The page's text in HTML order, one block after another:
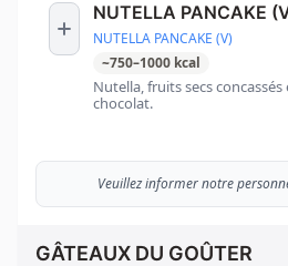
NUTELLA PANCAKE
NUTELLA PANCAKE (V)
~750–1000 kcal
Nutella, fruits secs
chocolat.
Veuillez informer notre
GÂTEAUX DU GOÛTER